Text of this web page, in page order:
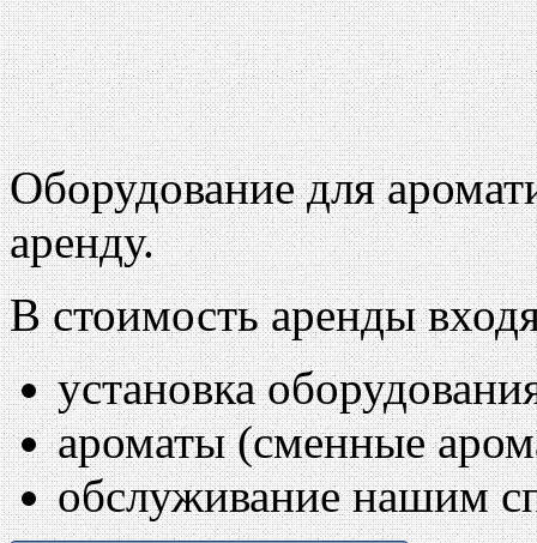
Оборудование для
аренду.
В стоимость аренды
установка
ароматы (сменные
обслуживание нашим